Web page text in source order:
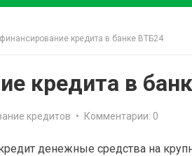
кредита в банке ВТБ24
кредита в
кредитов • Комментарии: 0
денежные средства на